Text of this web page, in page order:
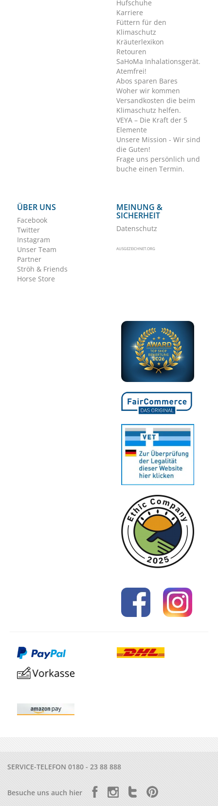
Hufschuhe
Karriere
Füttern für den
Klimaschutz
Kräuterlexikon
Retouren
SaHoMa Inhalationsgerät.
Atemfrei!
Abos sparen Bares
Woher wir kommen
Versandkosten die beim
Klimaschutz helfen.
VEYA – Die Kraft der 5
Elemente
Unsere Mission - Wir sind
die Guten!
Frage uns persönlich und
buche einen Termin.
ÜBER UNS
Facebook
Twitter
Instagram
Unser Team
Partner
Ströh & Friends
Horse Store
MEINUNG &
SICHERHEIT
Datenschutz
AUSGEZEICHNET.ORG
SERVICE-TELEFON 0180 - 23 88 888
Besuche uns auch hier